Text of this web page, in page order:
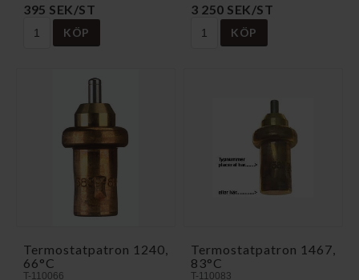
395 SEK/ST
KÖP
3 250 SEK/ST
KÖP
Termostatpatron 1240,
66°C
T-110066
Termostatpatron 1467,
83°C
T-110083